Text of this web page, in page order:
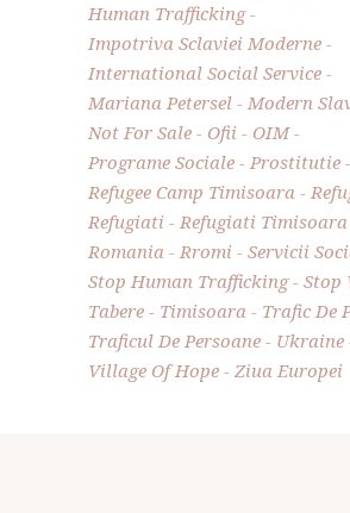
Human Trafficking
Impotriva Sclaviei Moderne
International Social Service
Mariana Petersel
Modern
Not For Sale
Ofii
OIM
Programe Sociale
Prostitutie
Refugee Camp Timisoara
Refugiati
Refugiati Timisoara
Romania
Rromi
Servicii
Stop Human Trafficking
Stop
Tabere
Timisoara
Trafic De
Traficul De Persoane
Ukraine
Village Of Hope
Ziua Europei